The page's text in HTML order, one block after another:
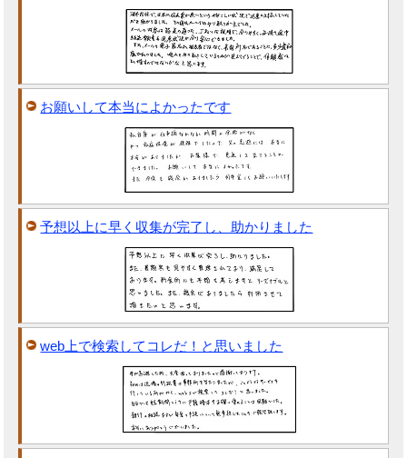
お願いして本当によかったです
予想以上に早く収集が完了し、助かりました
web上で検索してコレだ！と思いました